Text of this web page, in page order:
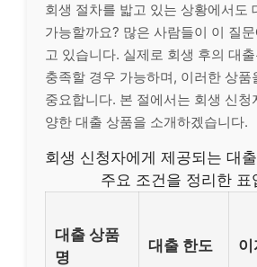
회생 절차를 밟고 있는 상황에서도
가능할까요? 많은 사람들이 이 질
고 있습니다. 실제로 회생 후의 대
충족할 경우 가능하며, 이러한 상품
중요합니다. 본 절에서는 회생 신청
양한 대출 상품을 소개하겠습니다.
회생 신청자에게 제공되는 대
주요 조건을 정리한 표
대출 상품
명
대출 한도